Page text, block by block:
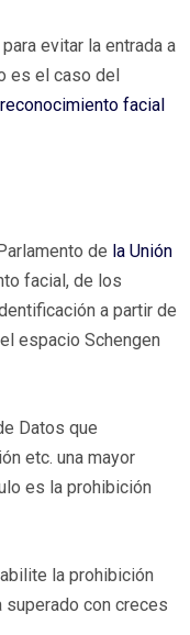
evitar la entrada a
es el caso del
facial
de la Unión
facial, de los
a partir de
espacio Schengen
Datos que
etc. una mayor
es la prohibición
la prohibición
superado con creces